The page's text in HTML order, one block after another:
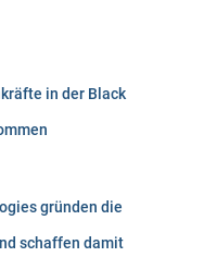
in der Black
gründen die
schaffen damit